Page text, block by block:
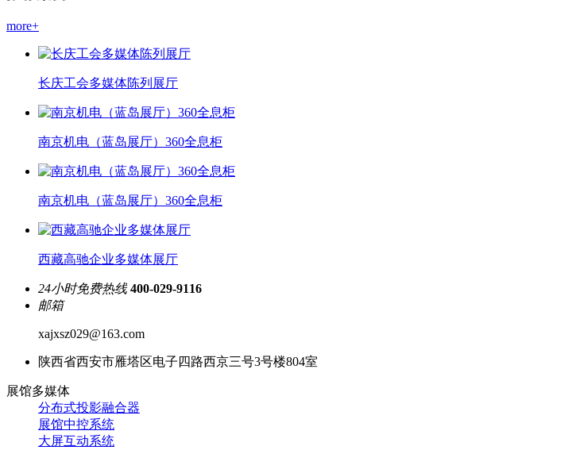
more+
长庆工会多媒体陈列展厅
南京机电（蓝岛展厅）360全息柜
南京机电（蓝岛展厅）360全息柜
西藏高驰企业多媒体展厅
24小时免费热线 400-029-9116
邮箱
xajxsz029@163.com
陕西省西安市雁塔区电子四路西京三号3号楼804室
展馆多媒体
分布式投影融合器
展馆中控系统
大屏互动系统